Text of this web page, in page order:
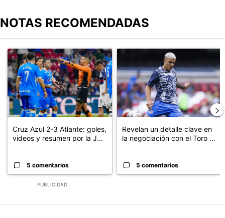
NOTAS RECOMENDADAS
PUBLICIDAD
Un artículo de tendencia con el título "Cruz Azul 2-3 Atlante:
Cruz Azul 2-3 Atlante: goles,
videos y resumen por la J...
5 comentarios
Un artículo de tendencia con
Revelan un detalle clave en
la negociación con el Toro ...
5 comentarios